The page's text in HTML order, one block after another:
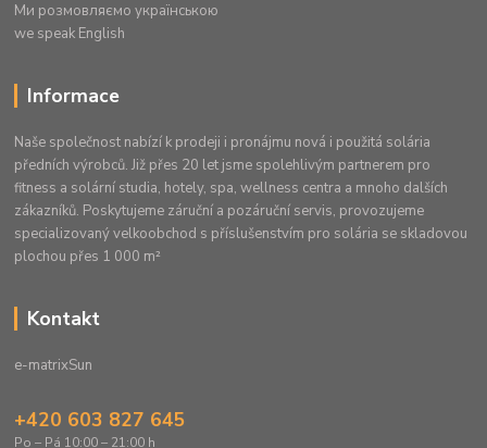
Ми розмовляємо українською
we speak English
Informace
Naše společnost nabízí k prodeji i pronájmu nová i použitá solária
předních výrobců. Již přes 20 let jsme spolehlivým partnerem pro
fitness a solární studia, hotely, spa, wellness centra a mnoho dalších
zákazníků. Poskytujeme záruční a pozáruční servis, provozujeme
specializovaný velkoobchod s příslušenstvím pro solária se skladovou
plochou přes 1 000 m²
Kontakt
e-matrixSun
+420 603 827 645
Po – Pá 10:00 – 21:00 h